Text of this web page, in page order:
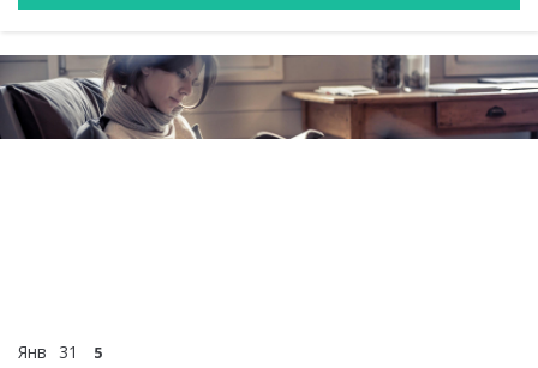
Янв 31 5